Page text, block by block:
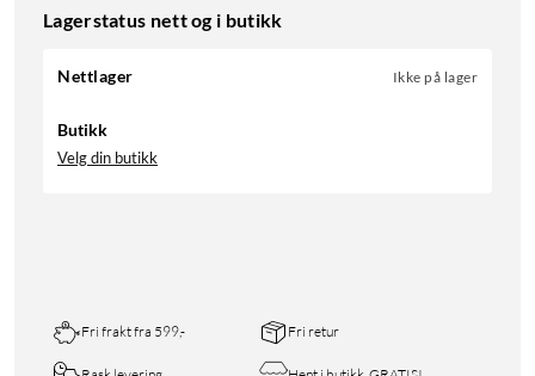
Lagerstatus nett og i butikk
Nettlager Ikke på lager
Butikk
Velg din butikk
Fri frakt fra 599,- Fri retur